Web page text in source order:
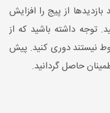
از پیج را افزایش
توجه داشته باشید که از
نیستند دوری کنید. پیش
حاصل گردانید.